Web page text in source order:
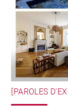
[PAROLES